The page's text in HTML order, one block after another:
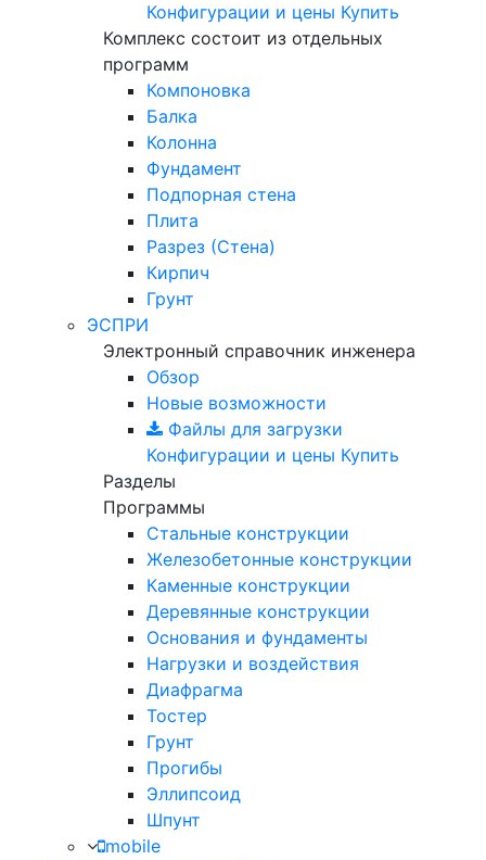
Конфигурации и цены Купить
Комплекс состоит из отдельных
программ
Компоновка
Балка
Колонна
Фундамент
Подпорная стена
Плита
Разрез (Стена)
Кирпич
Грунт
ЭСПРИ
Электронный справочник инженера
Обзор
Новые возможности
Файлы для загрузки
Конфигурации и цены Купить
Разделы
Программы
Стальные конструкции
Железобетонные конструкции
Каменные конструкции
Деревянные конструкции
Основания и фундаменты
Нагрузки и воздействия
Диафрагма
Тостер
Грунт
Прогибы
Эллипсоид
Шпунт
mobile